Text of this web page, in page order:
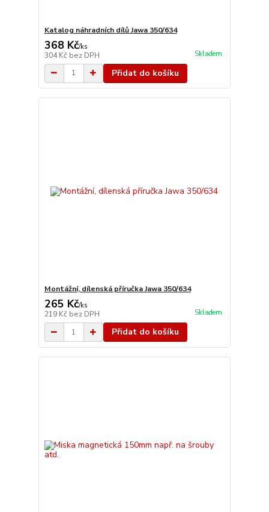
Katalog náhradních dílů Jawa 350/634
368 Kč/ks
304 Kč bez DPH Skladem
Přidat do košíku
Montážní, dílenská příručka Jawa 350/634
265 Kč/ks
219 Kč bez DPH Skladem
Přidat do košíku